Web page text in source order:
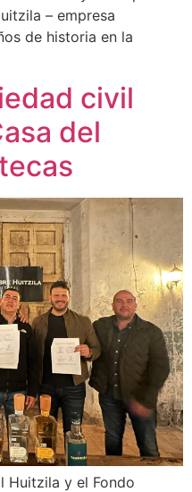
– empresa
de historia en la
civil
del
Huitzila y el Fondo